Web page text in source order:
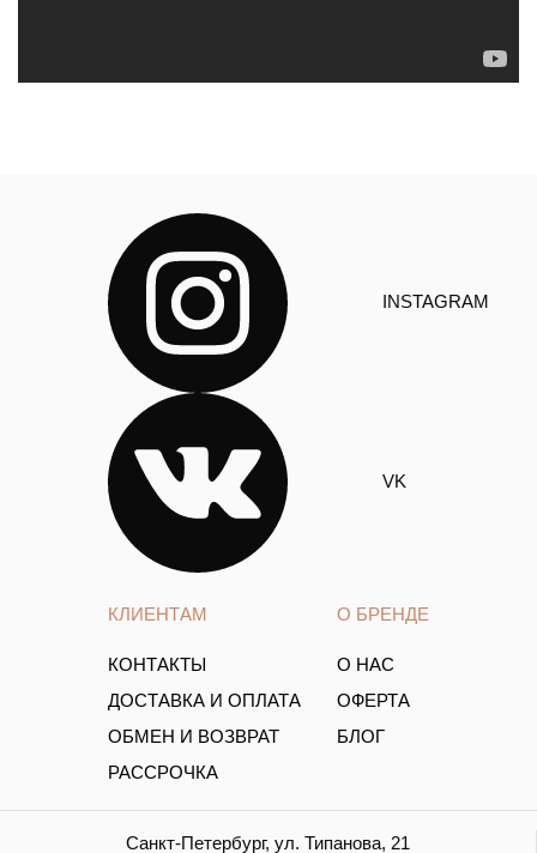
КЛИЕНТАМ
КОНТАКТЫ
ДОСТАВКА И ОПЛАТА
ОБМЕН И ВОЗВРАТ
РАССРОЧКА
О БРЕНДЕ
О НАС
ОФЕРТА
БЛОГ
INSTAGRAM
VK
Санкт-Петербург, ул. Типанова, 21